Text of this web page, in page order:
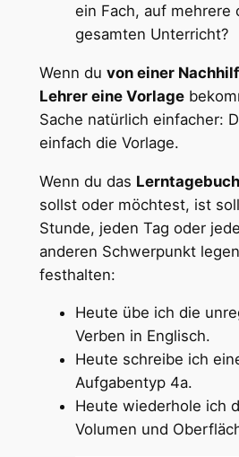
ein Fach, auf mehrere
gesamten Unterricht?
Wenn du von einer
Lehrer eine Vorlage
Sache natürlich einfacher:
einfach die Vorlage.
Wenn du das
sollst oder möchtest, ist
Stunde, jeden Tag oder
anderen Schwerpunkt
festhalten:
Heute übe ich die
Verben in Englisch.
Heute schreibe ich
Aufgabentyp 4a.
Heute wiederhole ich
Volumen und